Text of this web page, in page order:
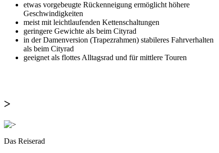
etwas vorgebeugte Rückenneigung ermöglicht höhere
Geschwindigkeiten
meist mit leichtlaufenden Kettenschaltungen
geringere Gewichte als beim Cityrad
in der Damenversion (Trapezrahmen) stabileres Fahrverhalten
als beim Cityrad
geeignet als flottes Alltagsrad und für mittlere Touren
>
Das Reiserad